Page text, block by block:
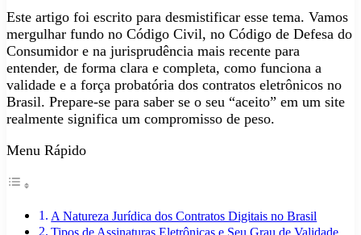
Este artigo foi escrito para desmistificar esse tema. Vamos
mergulhar fundo no Código Civil, no Código de Defesa do
Consumidor e na jurisprudência mais recente para
entender, de forma clara e completa, como funciona a
validade e a força probatória dos contratos eletrônicos no
Brasil. Prepare-se para saber se o seu “aceito” em um site
realmente significa um compromisso de peso.
Menu Rápido
A Natureza Jurídica dos Contratos Digitais no Brasil